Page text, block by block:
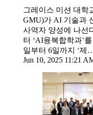
그레이스 미션 대학
GMU)가 AI 기술과
사역자 양성에 나선
터 ‘AI융복합학과’
일부터 6일까지 ‘제
Jun 10, 2025 11:21